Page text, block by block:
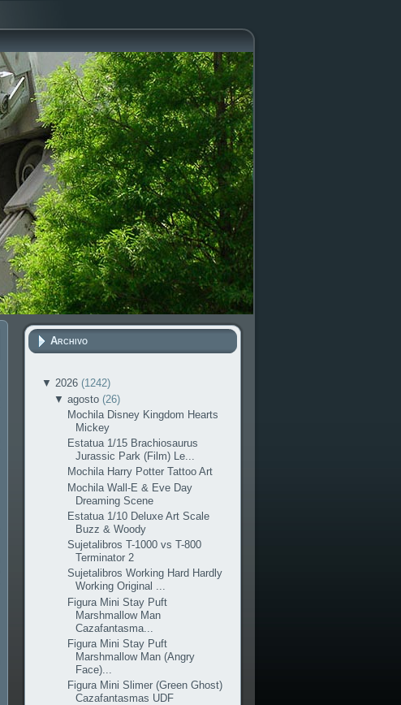
Archivo
▼ 2026 (1242)
▼agosto(26)
Mochila Disney Kingdom Hearts
Mickey
Estatua 1/15 Brachiosaurus
Jurassic Park (Film) Le...
Mochila Harry Potter Tattoo Art
Mochila Wall-E & Eve Day
Dreaming Scene
Estatua 1/10 Deluxe Art Scale
Buzz & Woody
Sujetalibros T-1000 vs T-800
Terminator 2
Sujetalibros Working Hard Hardly
Working Original ...
Figura Mini Stay Puft
Marshmallow Man
Cazafantasma...
Figura Mini Stay Puft
Marshmallow Man (Angry
Face)...
Figura Mini Slimer (Green Ghost)
Cazafantasmas UDF